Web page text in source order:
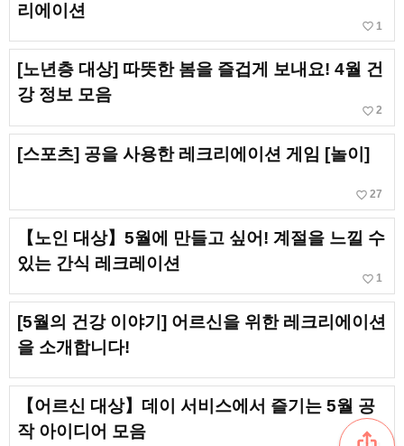
리에이션
favorite_border 1
[노년층 대상] 따뜻한 봄을 즐겁게 보내요! 4월 건
강 정보 모음
favorite_border 2
[스포츠] 공을 사용한 레크리에이션 게임 [놀이]
favorite_border 27
【노인 대상】5월에 만들고 싶어! 계절을 느낄 수
있는 간식 레크레이션
favorite_border 1
[5월의 건강 이야기] 어르신을 위한 레크리에이션
을 소개합니다!
【어르신 대상】데이 서비스에서 즐기는 5월 공
작 아이디어 모음